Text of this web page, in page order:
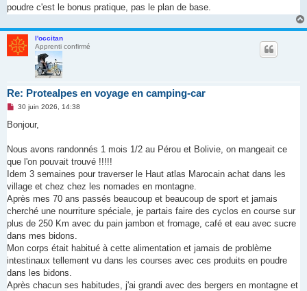
poudre c'est le bonus pratique, pas le plan de base.
l'occitan
Apprenti confirmé
Re: Protealpes en voyage en camping-car
M
s
g
n
o
l
u
30 juin 2026, 14:38
Bonjour,
Nous avons randonnés 1 mois 1/2 au Pérou et Bolivie, on mangeait ce
que l'on pouvait trouvé !!!!!
Idem 3 semaines pour traverser le Haut atlas Marocain achat dans les
village et chez chez les nomades en montagne.
Après mes 70 ans passés beaucoup et beaucoup de sport et jamais
cherché une nourriture spéciale, je partais faire des cyclos en course sur
plus de 250 Km avec du pain jambon et fromage, café et eau avec sucre
dans mes bidons.
Mon corps était habitué à cette alimentation et jamais de problème
intestinaux tellement vu dans les courses avec ces produits en poudre
dans les bidons.
Après chacun ses habitudes, j'ai grandi avec des bergers en montagne et